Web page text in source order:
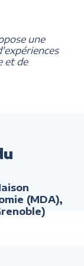
une
et de
(MDA),